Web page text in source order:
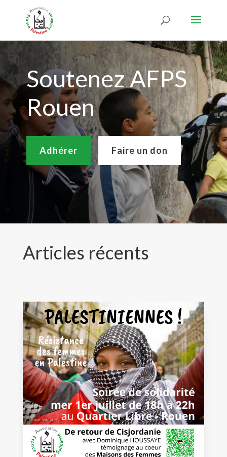
Soutenez AFPS
Rouen
Adhérer Faire un don
Articles récents